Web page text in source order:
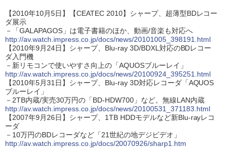
【2010年10月5日】【CEATEC 2010】シャープ、超薄型BDレコー
ダ展示
－「GALAPAGOS」は電子書籍のほか、動画/音楽も対応へ
http://av.watch.impress.co.jp/docs/news/20101005_398191.html
【2010年9月24日】シャープ、Blu-ray 3D/BDXL対応のBDレコー
ダ入門機
－新リモコンで使いやすさ向上の「AQUOSブルーレイ」
http://av.watch.impress.co.jp/docs/news/20100924_395251.html
【2010年5月31日】シャープ、Blu-ray 3D対応レコーダ「AQUOS
ブルーレイ」
－2TB内蔵/実売30万円の「BD-HDW700」など。無線LAN内蔵
http://av.watch.impress.co.jp/docs/news/20100531_371183.html
【2007年9月26日】シャープ、1TB HDDモデルなど新Blu-rayレコ
ーダ
－10万円のBDレコーダなど「21世紀の地デジビデオ」
http://av.watch.impress.co.jp/docs/20070926/sharp1.htm